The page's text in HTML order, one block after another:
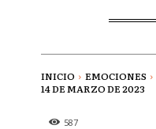
INICIO EMOCIONES
14 DE MARZO DE 2023
587